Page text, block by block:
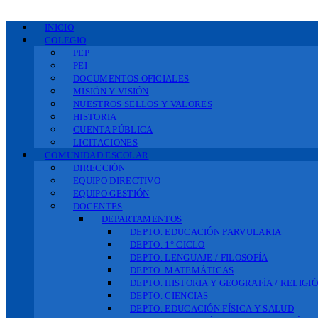
INICIO
COLEGIO
PEP
PEI
DOCUMENTOS OFICIALES
MISIÓN Y VISIÓN
NUESTROS SELLOS Y VALORES
HISTORIA
CUENTA PÚBLICA
LICITACIONES
COMUNIDAD ESCOLAR
DIRECCIÓN
EQUIPO DIRECTIVO
EQUIPO GESTIÓN
DOCENTES
DEPARTAMENTOS
DEPTO. EDUCACIÓN PARVULARIA
DEPTO. 1° CICLO
DEPTO. LENGUAJE / FILOSOFÍA
DEPTO. MATEMÁTICAS
DEPTO. HISTORIA Y GEOGRAFÍA /
DEPTO. CIENCIAS
DEPTO. EDUCACIÓN FÍSICA Y SALUD